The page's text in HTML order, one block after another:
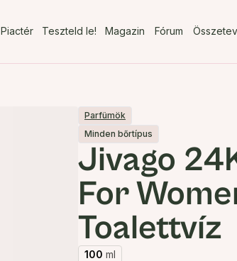
Piactér Teszteld le! Magazin Fórum
Parfümök
Minden bőrtípus
Jivago
For
Toalettvíz
100 ml